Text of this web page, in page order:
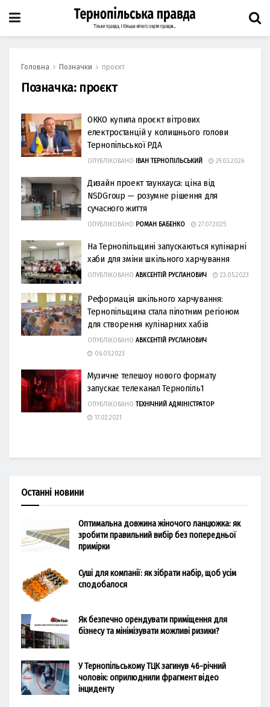
Головна Позначки проєкт
Позначка: проєкт
ОККО купила проєкт вітрових
електростанцій у колишнього голови
Тернопільської РДА
ОПУБЛІКОВАНО ІВАН ТЕРНОПІЛЬСЬКИЙ 29.03.2026
Дизайн проект таунхауса: ціна від
NSDGroup — розумне рішення для
сучасного життя
ОПУБЛІКОВАНО РОМАН БАБЕНКО 27.07.2025
На Тернопільщині запускаються кулінарні
хаби для зміни шкільного харчування
ОПУБЛІКОВАНО АВКСЕНТІЙ РУСЛАНОВИЧ 23.05.2023
Реформація шкільного харчування:
Тернопільщина стала пілотним регіоном
для створення кулінарних хабів
ОПУБЛІКОВАНО АВКСЕНТІЙ РУСЛАНОВИЧ
06.05.2023
Музичне телешоу нового формату
запускає телеканал Тернопіль1
ОПУБЛІКОВАНО ТЕХНІЧНИЙ АДМІНІСТРАТОР
17.02.2021
Останні новини
Оптимальна довжина жіночого ланцюжка: як
зробити правильний вибір без попередньої
примірки
Суші для компанії: як зібрати набір, щоб усім
сподобалося
Як безпечно орендувати приміщення для
бізнесу та мінімізувати можливі ризики?
У Тернопільському ТЦК загинув 46-річний
чоловік: оприлюднили фрагмент відео
інциденту